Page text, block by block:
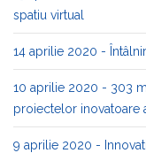
spatiu virtual
14 aprilie 2020 -
10 aprilie 2020 - 303
proiectelor inovatoare
9 aprilie 2020 -